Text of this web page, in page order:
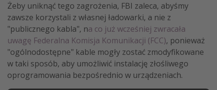
Żeby uniknąć tego zagrożenia, FBI zaleca, abyśmy
zawsze korzystali z własnej ładowarki, a nie z
"publicznego kabla", na co już wcześniej zwracała
uwagę Federalna Komisja Komunikacji (FCC), ponieważ
"ogólnodostępne" kable mogły zostać zmodyfikowane
w taki sposób, aby umożliwić instalację złośliwego
oprogramowania bezpośrednio w urządzeniach.